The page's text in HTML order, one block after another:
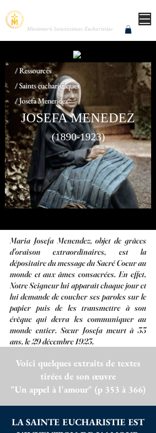
Missionarii Sanctissimae Eucharistiae
/ Ressources
/ Saints eucharistiques
/ Josefa Menendez
JOSEFA MENEDEZ
(1890-1923)
Maria Josefa Menendez, objet de grâces
d'oraison extraordinaires, est la
dépositaire du message du Sacré Coeur au
monde et aux âmes consacrées. En effet,
Notre Seigneur lui apparaît chaque jour et
lui demande de coucher ses paroles sur le
papier puis de les transmettre à son
évêque qui devra les communiquer au
monde entier. Sœur Josefa meurt à 33
ans, le 29 décembre 1923.
Voici quelques extraits de textes
tirées de son œuvre
"Un appel à l'amour" (p 353 à 366)
LA SAINTE EUCHARISTIE EST